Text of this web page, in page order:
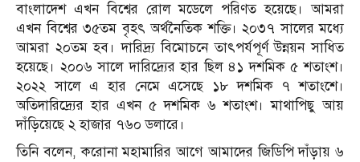
বাংলাদেশ এখন বিশ্বের রোল মডেলে পরিণত হয়েছে। আমরা
এখন বিশ্বের ৩৫তম বৃহৎ অর্থনৈতিক শক্তি। ২০৩৭ সালের মধ্যে
আমরা ২০তম হব। দারিদ্র্য বিমোচনে তাৎপর্যপূর্ণ উন্নয়ন সাধিত
হয়েছে। ২০০৬ সালে দারিদ্র্যের হার ছিল ৪১ দশমিক ৫ শতাংশ।
২০২২ সালে এ হার নেমে এসেছে ১৮ দশমিক ৭ শতাংশে।
অতিদারিদ্র্যের হার এখন ৫ দশমিক ৬ শতাংশ। মাথাপিছু আয়
দাঁড়িয়েছে ২ হাজার ৭৬০ ডলারে।
তিনি বলেন, করোনা মহামারির আগে আমাদের জিডিপি দাঁড়ায় ৬